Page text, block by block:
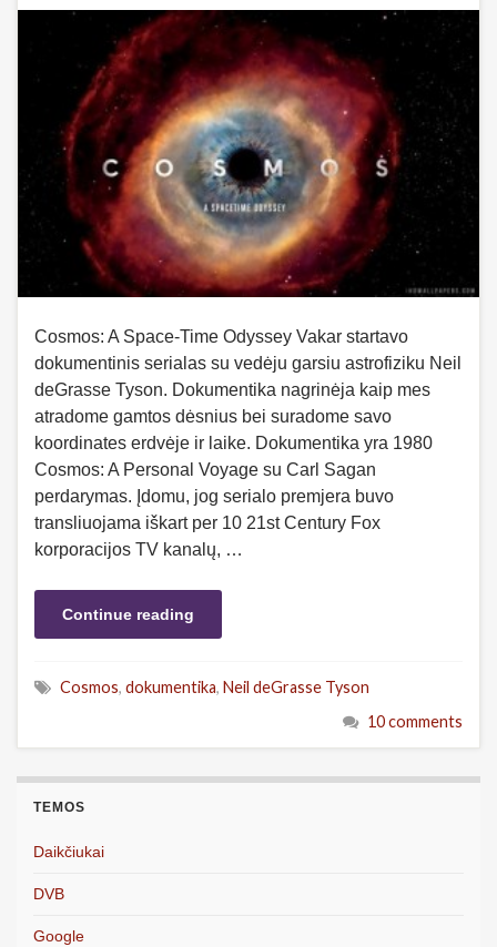
Cosmos: A Space-Time Odyssey Vakar startavo
dokumentinis serialas su vedėju garsiu astrofiziku Neil
deGrasse Tyson. Dokumentika nagrinėja kaip mes
atradome gamtos dėsnius bei suradome savo
koordinates erdvėje ir laike. Dokumentika yra 1980
Cosmos: A Personal Voyage su Carl Sagan
perdarymas. Įdomu, jog serialo premjera buvo
transliuojama iškart per 10 21st Century Fox
korporacijos TV kanalų, …
Continue reading
Cosmos, dokumentika, Neil deGrasse Tyson
10 comments
TEMOS
Daikčiukai
DVB
Google